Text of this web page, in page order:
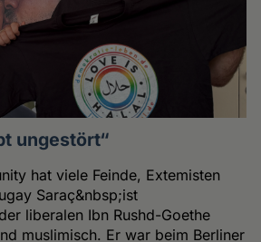
ungestört“
hat viele Feinde, Extemisten
Saraç&nbsp;ist
liberalen Ibn Rushd-Goethe
muslimisch. Er war beim Berliner